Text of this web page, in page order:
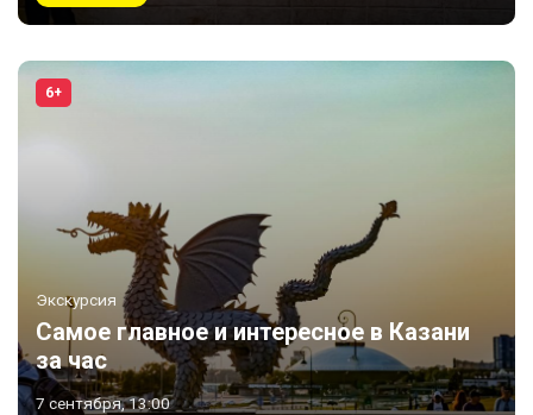
6+
Экскурсия
Самое главное и интересное в Казани
за час
7 сентября, 13:00